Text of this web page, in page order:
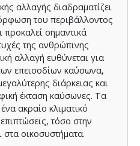
αλλαγής διαδραματίζει
του περιβάλλοντος
σημαντικά
της ανθρώπινης
αλλαγή ευθύνεται για
επεισοδίων καύσωνα,
διάρκειας και
έκταση καύσωνες. Τα
ακραίο κλιματικό
τόσο στην
οικοσυστήματα.